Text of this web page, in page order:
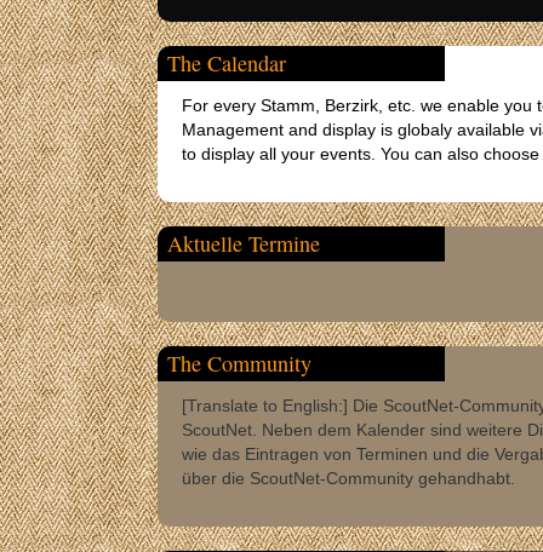
The Calendar
For every Stamm, Berzirk, etc. we enable
Management and display is globaly available
to display all your events. You can also
Aktuelle Termine
The Community
[Translate to English:] Die ScoutNet-
ScoutNet. Neben dem Kalender sind weitere
wie das Eintragen von Terminen und die
über die ScoutNet-Community gehandhabt.